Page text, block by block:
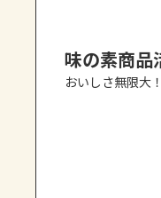
味の素商品
おいしさ無限大